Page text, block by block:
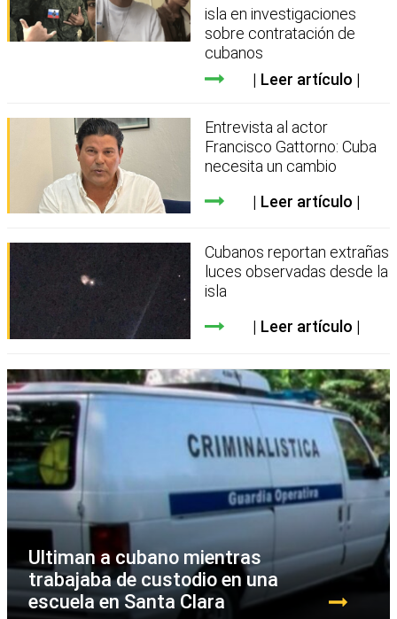
isla en investigaciones
sobre contratación de
cubanos
Leer artículo
Entrevista al actor
Francisco Gattorno: Cuba
necesita un cambio
Leer artículo
Cubanos reportan extrañas
luces observadas desde la
isla
Leer artículo
Ultiman a cubano mientras
trabajaba de custodio en una
escuela en Santa Clara